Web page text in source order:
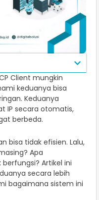
Client mungkin
keduanya bisa
Keduanya
IP secara otomatis,
berbeda.
bisa tidak efisien. Lalu,
Apa
Artikel ini
secara lebih
bagaimana sistem ini